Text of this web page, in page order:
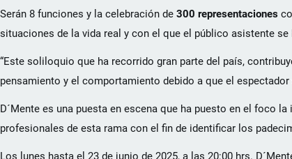
Serán 8 funciones y la celebración de 300 representaciones
situaciones de la vida real y con el que el público asistente se
“Este soliloquio que ha recorrido gran parte del país,
pensamiento y el comportamiento debido a que el
D´Mente es una puesta en escena que ha puesto en el foco
profesionales de esta rama con el fin de identificar los
Los lunes hasta el 23 de junio de 2025, a las 20:00 hrs.